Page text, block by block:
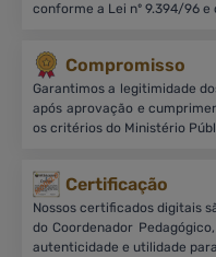
conforme a Lei nº 9.394/96 e
Compromisso
Garantimos a legitimidade
após aprovação e
os critérios do Ministério
Certificação
Nossos certificados digitais
do Coordenador
autenticidade e utilidade